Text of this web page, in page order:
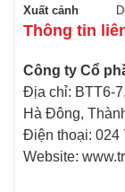
Xuất cảnh
Thông tin
Công ty Cổ
Địa chỉ: BTT6-
Hà Đông,
Điện thoại: 024
Website: